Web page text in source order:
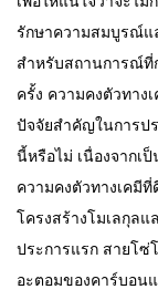
รักษาความสมบูรณ์
สำหรับสถานการณ์ที่
ครั้ง ความคงตัวทาง
ปัจจัยสำคัญในการป
นี้หรือไม่ เนื่องจากเ
ความคงตัวทางเคมีที่
โครงสร้างโมเลกุลแ
ประการแรก สายโซ่
อะตอมของคาร์บอน